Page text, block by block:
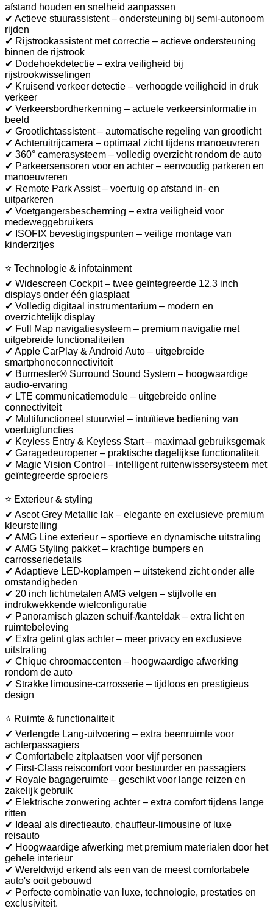
afstand houden en snelheid aanpassen
✔ Actieve stuurassistent – ondersteuning bij semi-autonoom
rijden
✔ Rijstrookassistent met correctie – actieve ondersteuning
binnen de rijstrook
✔ Dodehoekdetectie – extra veiligheid bij
rijstrookwisselingen
✔ Kruisend verkeer detectie – verhoogde veiligheid in druk
verkeer
✔ Verkeersbordherkenning – actuele verkeersinformatie in
beeld
✔ Grootlichtassistent – automatische regeling van grootlicht
✔ Achteruitrijcamera – optimaal zicht tijdens manoeuvreren
✔ 360° camerasysteem – volledig overzicht rondom de auto
✔ Parkeersensoren voor en achter – eenvoudig parkeren en
manoeuvreren
✔ Remote Park Assist – voertuig op afstand in- en
uitparkeren
✔ Voetgangersbescherming – extra veiligheid voor
medeweggebruikers
✔ ISOFIX bevestigingspunten – veilige montage van
kinderzitjes
⭐ Technologie & infotainment
✔ Widescreen Cockpit – twee geïntegreerde 12,3 inch
displays onder één glasplaat
✔ Volledig digitaal instrumentarium – modern en
overzichtelijk display
✔ Full Map navigatiesysteem – premium navigatie met
uitgebreide functionaliteiten
✔ Apple CarPlay & Android Auto – uitgebreide
smartphoneconnectiviteit
✔ Burmester® Surround Sound System – hoogwaardige
audio-ervaring
✔ LTE communicatiemodule – uitgebreide online
connectiviteit
✔ Multifunctioneel stuurwiel – intuïtieve bediening van
voertuigfuncties
✔ Keyless Entry & Keyless Start – maximaal gebruiksgemak
✔ Garagedeuropener – praktische dagelijkse functionaliteit
✔ Magic Vision Control – intelligent ruitenwissersysteem met
geïntegreerde sproeiers
⭐ Exterieur & styling
✔ Ascot Grey Metallic lak – elegante en exclusieve premium
kleurstelling
✔ AMG Line exterieur – sportieve en dynamische uitstraling
✔ AMG Styling pakket – krachtige bumpers en
carrosseriedetails
✔ Adaptieve LED-koplampen – uitstekend zicht onder alle
omstandigheden
✔ 20 inch lichtmetalen AMG velgen – stijlvolle en
indrukwekkende wielconfiguratie
✔ Panoramisch glazen schuif-/kanteldak – extra licht en
ruimtebeleving
✔ Extra getint glas achter – meer privacy en exclusieve
uitstraling
✔ Chique chroomaccenten – hoogwaardige afwerking
rondom de auto
✔ Strakke limousine-carrosserie – tijdloos en prestigieus
design
⭐ Ruimte & functionaliteit
✔ Verlengde Lang-uitvoering – extra beenruimte voor
achterpassagiers
✔ Comfortabele zitplaatsen voor vijf personen
✔ First-Class reiscomfort voor bestuurder en passagiers
✔ Royale bagageruimte – geschikt voor lange reizen en
zakelijk gebruik
✔ Elektrische zonwering achter – extra comfort tijdens lange
ritten
✔ Ideaal als directieauto, chauffeur-limousine of luxe
reisauto
✔ Hoogwaardige afwerking met premium materialen door het
gehele interieur
✔ Wereldwijd erkend als een van de meest comfortabele
auto's ooit gebouwd
✔ Perfecte combinatie van luxe, technologie, prestaties en
exclusiviteit.